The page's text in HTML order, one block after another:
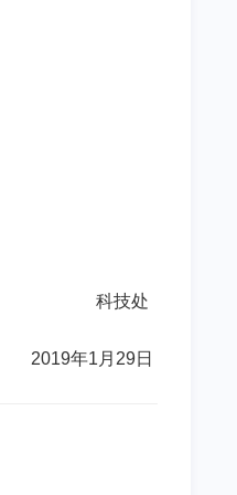
科技处
2019年1 月 29日